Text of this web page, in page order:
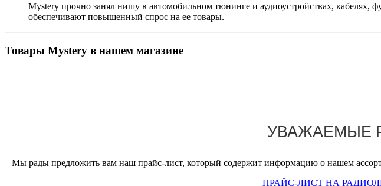
Mystery прочно занял нишу в автомобильном тюнинге и аудиоустройствах,
обеспечивают повышенный спрос на ее товары.
Товары Mystery в нашем магазине
УВАЖАЕМЫЕ
Мы рады предложить вам наш прайс-лист, который содержит информацию о нашем
ПРАЙС-ЛИСТ НА